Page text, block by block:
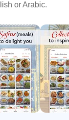
которая
лет. Эти
от
вкус
or Arabic.